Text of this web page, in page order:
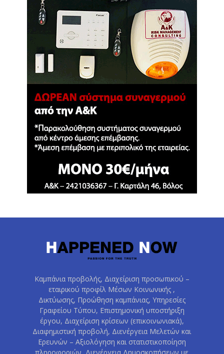
Καμπάνια προβολής, Διαχείριση προσωπικού –
εταιρικού προφίλ Μέσων Κοινωνικής ,
Δικτύωσης, Προώθηση καμπάνιας, Υπηρεσίες
Γραφείου Τύπου, Επιστημονική υποστήριξη
έργου, Διαχείριση κρίσεων (επικοινωνιακά),
Διαφημιστική προβολή, Διενέργεια Μελετών και
Ερευνών – Αξιολόγηση και στατιστικοποίηση
πληροφοριών, Διενέργεια Δημοσκοπήσεων με